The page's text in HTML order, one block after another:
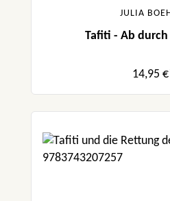
JULIA
Tafiti - Ab
14,95